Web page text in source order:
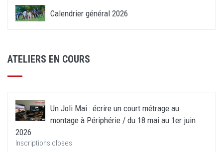
Calendrier général 2026
ATELIERS EN COURS
Un Joli Mai : écrire un court métrage au
montage à Périphérie / du 18 mai au 1er juin
2026
Inscriptions closes